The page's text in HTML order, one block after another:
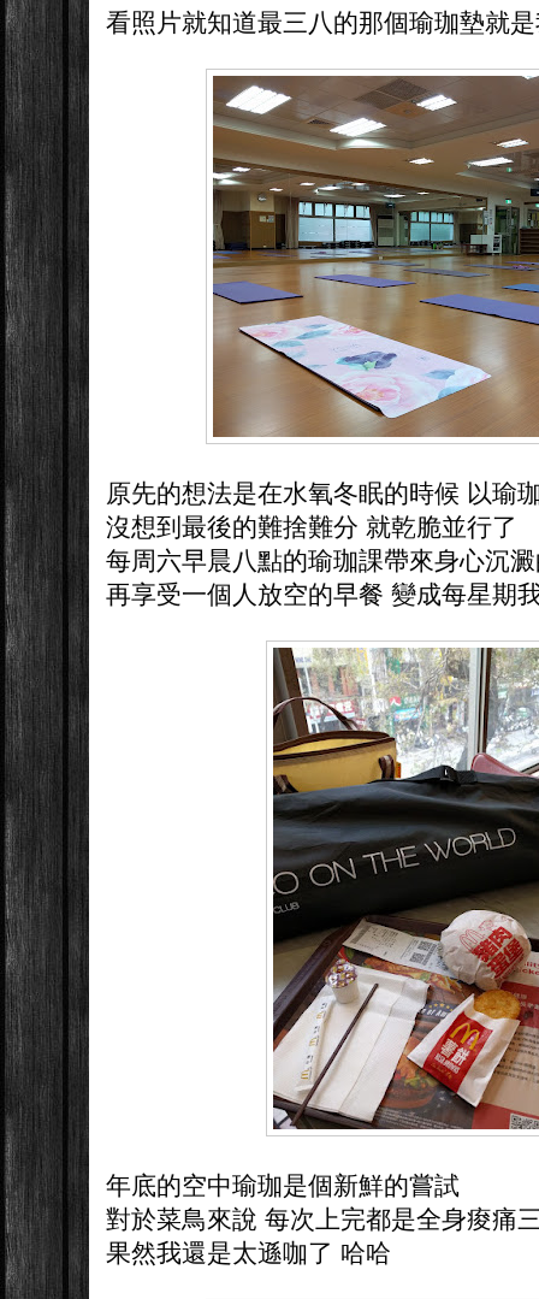
看照片就知道最三八的那個瑜珈墊就
原先的想法是在水氧冬眠的時候 以瑜
沒想到最後的難捨難分 就乾脆並行了
每周六早晨八點的瑜珈課帶來身心沉
再享受一個人放空的早餐 變成每星期
年底的空中瑜珈是個新鮮的嘗試
對於菜鳥來說 每次上完都是全身痠痛
果然我還是太遜咖了 哈哈